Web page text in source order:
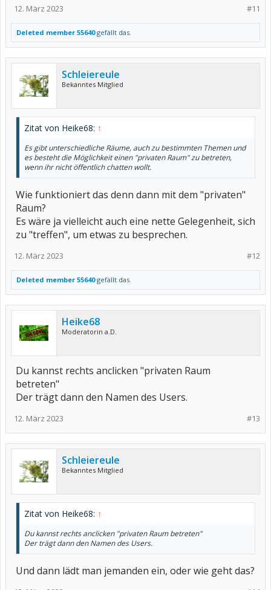
#11
12. März 2023
Deleted member 55640gefällt das.
Schleiereule
Bekanntes Mitglied
Zitat von Heike68: ↑
Es gibt unterschiedliche Räume, auch zu bestimmten Themen und
es besteht die Möglichkeit einen "privaten Raum" zu betreten,
wenn ihr nicht öffentlich chatten wollt.
Wie funktioniert das denn dann mit dem "privaten"
Raum?
Es wäre ja vielleicht auch eine nette Gelegenheit, sich
zu "treffen", um etwas zu besprechen.
#12
12. März 2023
Deleted member 55640gefällt das.
Heike68
Moderatorin a.D.
Du kannst rechts anclicken "privaten Raum
betreten"
Der trägt dann den Namen des Users.
#13
12. März 2023
Schleiereule
Bekanntes Mitglied
Zitat von Heike68: ↑
Du kannst rechts anclicken "privaten Raum betreten"
Der trägt dann den Namen des Users.
Und dann lädt man jemanden ein, oder wie geht das?